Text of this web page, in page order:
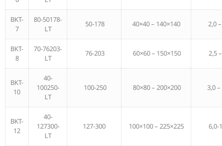
BKT-
7
80-50178-
LT
50-178 40×40 – 140×140 2,0
BKT-
8
70-76203-
LT
76-203 60×60 – 150×150 2,5
BKT-
10
40-
100250-
LT
100-250 80×80 – 200×200 3,0
BKT-
12
40-
127300-
LT
127-300 100×100 – 225×225 6,0-